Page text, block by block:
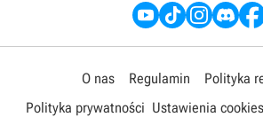
O nas Regulamin
Polityka
Polityka prywatności Ustawienia cookies